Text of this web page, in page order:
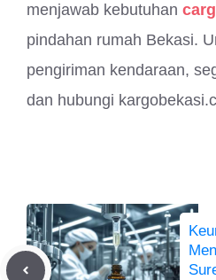
menjawab kebutuhan
pindahan rumah Bekasi.
pengiriman kendaraan,
dan hubungi